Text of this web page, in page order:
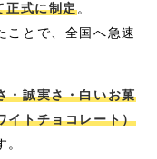
正式に制定。
ことで、全国へ急速
・誠実さ・白いお菓
イトチョコレート）